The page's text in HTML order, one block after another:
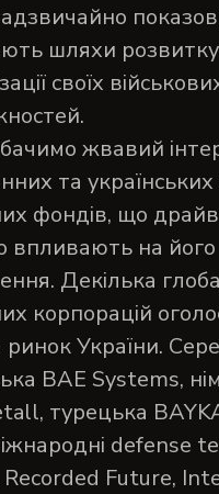
шляхи
своїх
жвавий
та українських
фондів, що
впливають на його
Декілька
корпорацій
ринок України.
BAE Systems,
турецька
defense
Future,